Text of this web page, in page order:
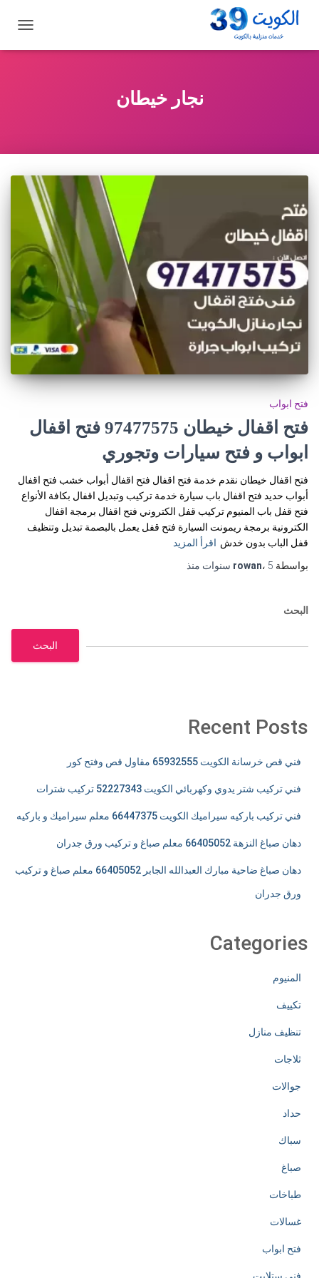
التنقل
نجار خيطان
فتح ابواب
فتح اقفال خيطان 97477575 فتح اقفال
ابواب و فتح سيارات وتجوري
فتح اقفال خيطان نقدم خدمة فتح اقفال فتح اقفال أبواب خشب فتح اقفال
أبواب حديد فتح اقفال باب سيارة خدمة تركيب وتبديل اقفال بكافة الأنواع
فتح قفل باب المنيوم تركيب قفل الكتروني فتح اقفال برمجة اقفال
الكترونية برمجة ريمونت السيارة فتح قفل يعمل بالبصمة تبديل وتنظيف
قفل الباب بدون خدش اقرأ المزيد
بواسطة
rowan، 5 سنوات منذ
البحث
البحث
Recent Posts
فني قص خرسانة الكويت 65932555 مقاول قص وفتح كور
فني تركيب شتر يدوي وكهربائي الكويت 52227343 تركيب شترات
فني تركيب باركيه سيراميك الكويت 66447375 معلم سيراميك و باركيه
دهان صباغ النزهة 66405052 معلم صباغ و تركيب ورق جدران
دهان صباغ ضاحية مبارك العبدالله الجابر 66405052 معلم صباغ و تركيب
ورق جدران
Categories
المنيوم
تكييف
تنظيف منازل
ثلاجات
جوالات
حداد
سباك
صباغ
طباخات
غسالات
فتح ابواب
فني ستلايت